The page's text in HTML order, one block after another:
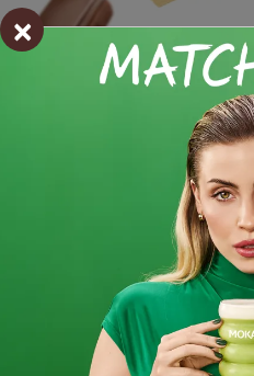
Składniki i wartości
Opinie o produkcie
BĄDŹ PIERWSZYM
×